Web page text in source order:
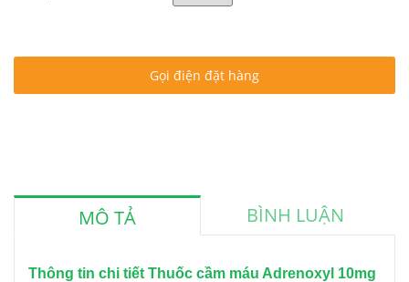
Gọi điện đặt hàng
MÔ TẢ BÌNH LUẬN
Thông tin chi tiết Thuốc cầm máu Adrenoxyl 10mg